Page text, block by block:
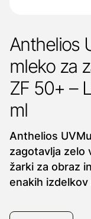
Anthelios
mleko za
ZF 50+ –
ml
Anthelios
zagotavlja zelo
žarki za obraz
enakih izdelkov